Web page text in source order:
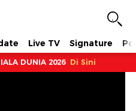
Live TV Signature
DUNIA 2026 Di Sini